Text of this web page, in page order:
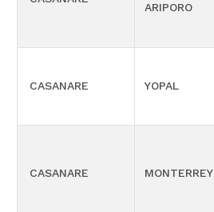
ARIPORO
CASANARE YOPAL
CASANARE MONTERREY